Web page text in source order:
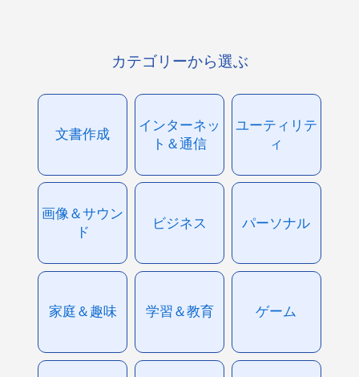
カテゴリーから選ぶ
文書作成
インターネッ
ト＆通信
ユーティリテ
ィ
画像＆サウン
ド
ビジネス パーソナル
家庭＆趣味 学習＆教育 ゲーム